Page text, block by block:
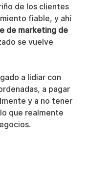
de los clientes
fiable, y ahí
de marketing de
se vuelve
a lidiar con
a pagar
y a no tener
que realmente